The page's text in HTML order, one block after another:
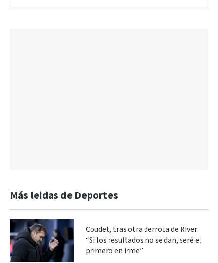
Más leidas de Deportes
Coudet, tras otra derrota de River:
“Si los resultados no se dan, seré el
primero en irme”